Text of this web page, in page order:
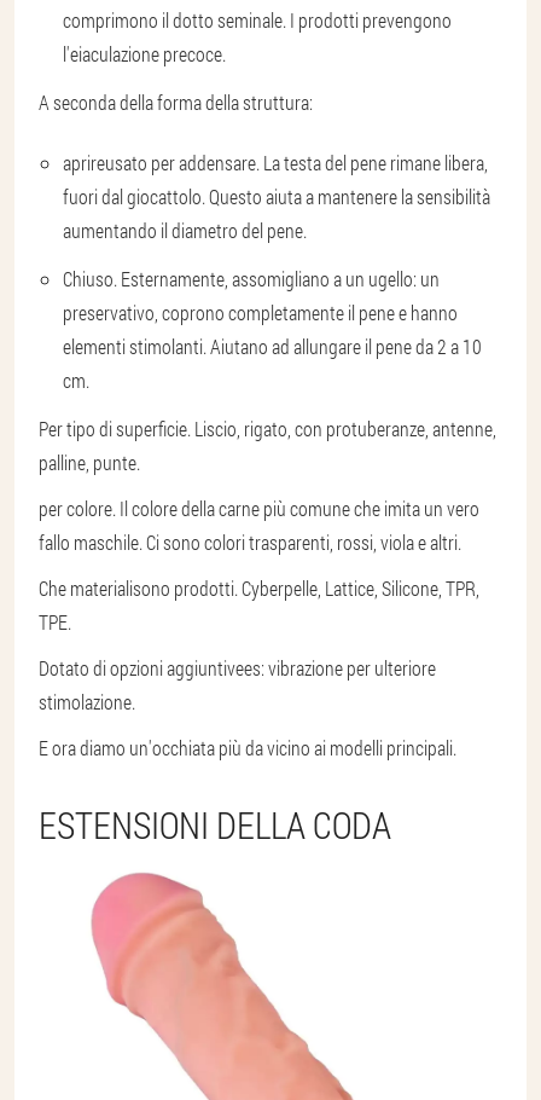
comprimono il dotto seminale. I prodotti prevengono
l'eiaculazione precoce.
A seconda della forma della struttura:
aprireusato per addensare. La testa del pene rimane libera,
fuori dal giocattolo. Questo aiuta a mantenere la sensibilità
aumentando il diametro del pene.
Chiuso. Esternamente, assomigliano a un ugello: un
preservativo, coprono completamente il pene e hanno
elementi stimolanti. Aiutano ad allungare il pene da 2 a 10
cm.
Per tipo di superficie. Liscio, rigato, con protuberanze, antenne,
palline, punte.
per colore. Il colore della carne più comune che imita un vero
fallo maschile. Ci sono colori trasparenti, rossi, viola e altri.
Che materialisono prodotti. Cyberpelle, Lattice, Silicone, TPR,
TPE.
Dotato di opzioni aggiuntivees: vibrazione per ulteriore
stimolazione.
E ora diamo un'occhiata più da vicino ai modelli principali.
ESTENSIONI DELLA CODA